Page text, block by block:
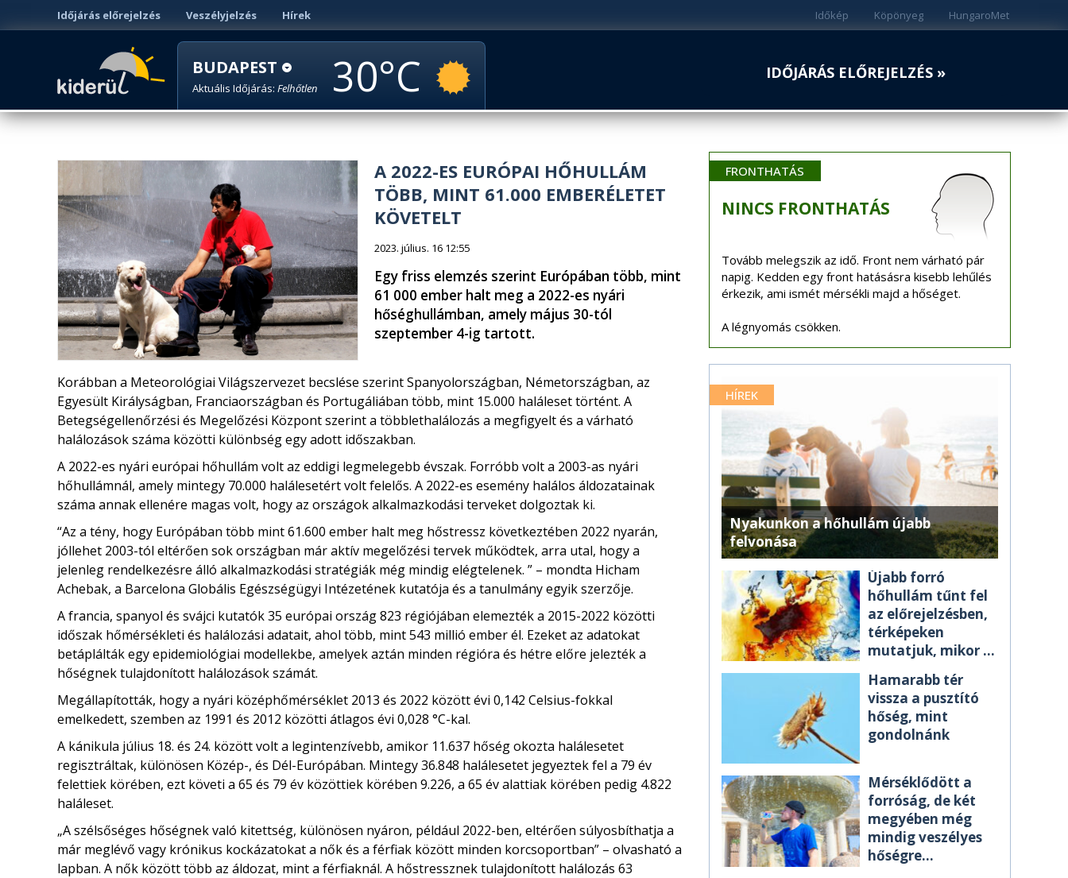
Időjárás előrejelzés Veszélyjelzés Hírek HungaroMet
Köpönyeg
Időkép
BUDAPEST
Aktuális Időjárás: Felhőtlen 30 IDŐJÁRÁS ELŐREJELZÉS »
A 2022-ES EURÓPAI HŐHULLÁM
TÖBB, MINT 61.000 EMBERÉLETET
KÖVETELT
2023. július. 16 12:55
Egy friss elemzés szerint Európában több, mint
61 000 ember halt meg a 2022-es nyári
hőséghullámban, amely május 30-tól
szeptember 4-ig tartott.
Korábban a Meteorológiai Világszervezet becslése szerint Spanyolországban, Németországban, az
Egyesült Királyságban, Franciaországban és Portugáliában több, mint 15.000 haláleset történt. A
Betegségellenőrzési és Megelőzési Központ szerint a többlethalálozás a megfigyelt és a várható
halálozások száma közötti különbség egy adott időszakban.
A 2022-es nyári európai hőhullám volt az eddigi legmelegebb évszak. Forróbb volt a 2003-as nyári
hőhullámnál, amely mintegy 70.000 halálesetért volt felelős. A 2022-es esemény halálos áldozatainak
száma annak ellenére magas volt, hogy az országok alkalmazkodási terveket dolgoztak ki.
“Az a tény, hogy Európában több mint 61.600 ember halt meg hőstressz következtében 2022 nyarán,
jóllehet 2003-tól eltérően sok országban már aktív megelőzési tervek működtek, arra utal, hogy a
jelenleg rendelkezésre álló alkalmazkodási stratégiák még mindig elégtelenek. ” – mondta Hicham
Achebak, a Barcelona Globális Egészségügyi Intézetének kutatója és a tanulmány egyik szerzője.
A francia, spanyol és svájci kutatók 35 európai ország 823 régiójában elemezték a 2015-2022 közötti
időszak hőmérsékleti és halálozási adatait, ahol több, mint 543 millió ember él. Ezeket az adatokat
betáplálták egy epidemiológiai modellekbe, amelyek aztán minden régióra és hétre előre jelezték a
hőségnek tulajdonított halálozások számát.
Megállapították, hogy a nyári középhőmérséklet 2013 és 2022 között évi 0,142 Celsius-fokkal
emelkedett, szemben az 1991 és 2012 közötti átlagos évi 0,028 °C-kal.
A kánikula július 18. és 24. között volt a legintenzívebb, amikor 11.637 hőség okozta halálesetet
regisztráltak, különösen Közép-, és Dél-Európában. Mintegy 36.848 halálesetet jegyeztek fel a 79 év
felettiek körében, ezt követi a 65 és 79 év közöttiek körében 9.226, a 65 év alattiak körében pedig 4.822
haláleset.
„A szélsőséges hőségnek való kitettség, különösen nyáron, például 2022-ben, eltérően súlyosbíthatja a
már meglévő vagy krónikus kockázatokat a nők és a férfiak között minden korcsoportban” – olvasható a
lapban. A nők között több az áldozat, mint a férfiaknál. A hőstressznek tulajdonított halálozás 63
FRONTHATÁS
NINCS FRONTHATÁS
Tovább melegszik az idő. Front nem várható pár
napig. Kedden egy front hatásásra kisebb lehűlés
érkezik, ami ismét mérsékli majd a hőséget.
A légnyomás csökken.
HÍREK
Nyakunkon a hőhullám újabb
felvonása
Újabb forró
hőhullám tűnt fel
az előrejelzésben,
térképeken
mutatjuk, mikor ér
Hamarabb tér
vissza a pusztító
hőség, mint
gondolnánk
Mérséklődött a
forróság, de két
megyében még
mindig veszélyes
hőségre